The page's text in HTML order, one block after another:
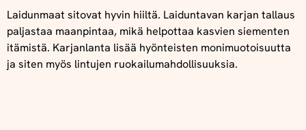
Laidunmaat sitovat hyvin hiiltä. Laiduntavan karjan tallaus
paljastaa maanpintaa, mikä helpottaa kasvien siementen
itämistä. Karjanlanta lisää hyönteisten monimuotoisuutta
ja siten myös lintujen ruokailumahdollisuuksia.